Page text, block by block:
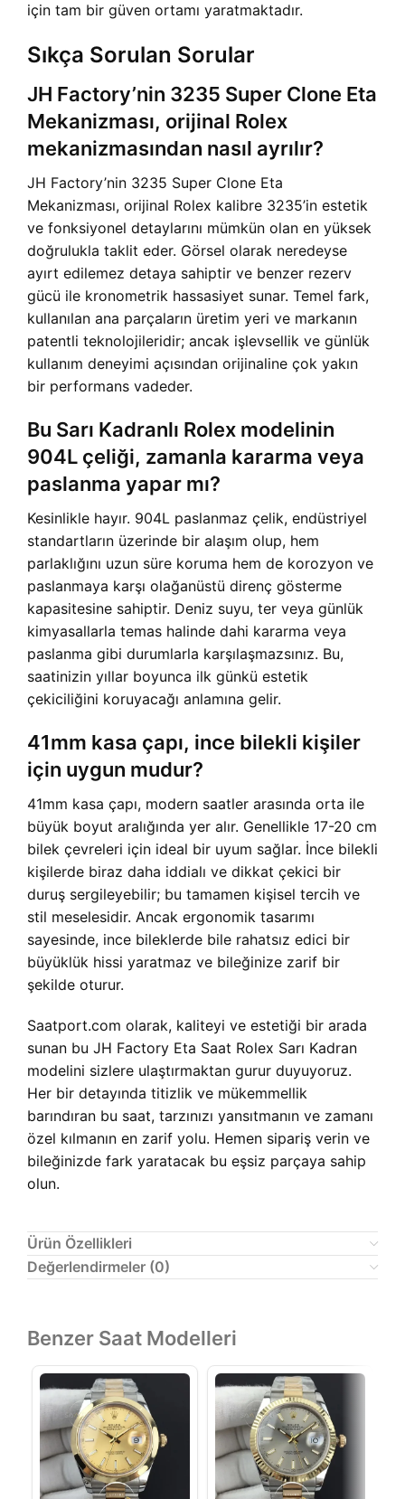
için tam bir güven ortamı yaratmaktadır.
Sıkça Sorulan Sorular
JH Factory’nin 3235 Super Clone Eta
Mekanizması, orijinal Rolex
mekanizmasından nasıl ayrılır?
JH Factory’nin 3235 Super Clone Eta
Mekanizması, orijinal Rolex kalibre 3235’in estetik
ve fonksiyonel detaylarını mümkün olan en yüksek
doğrulukla taklit eder. Görsel olarak neredeyse
ayırt edilemez detaya sahiptir ve benzer rezerv
gücü ile kronometrik hassasiyet sunar. Temel fark,
kullanılan ana parçaların üretim yeri ve markanın
patentli teknolojileridir; ancak işlevsellik ve günlük
kullanım deneyimi açısından orijinaline çok yakın
bir performans vadeder.
Bu Sarı Kadranlı Rolex modelinin
904L çeliği, zamanla kararma veya
paslanma yapar mı?
Kesinlikle hayır. 904L paslanmaz çelik, endüstriyel
standartların üzerinde bir alaşım olup, hem
parlaklığını uzun süre koruma hem de korozyon ve
paslanmaya karşı olağanüstü direnç gösterme
kapasitesine sahiptir. Deniz suyu, ter veya günlük
kimyasallarla temas halinde dahi kararma veya
paslanma gibi durumlarla karşılaşmazsınız. Bu,
saatinizin yıllar boyunca ilk günkü estetik
çekiciliğini koruyacağı anlamına gelir.
41mm kasa çapı, ince bilekli kişiler
için uygun mudur?
41mm kasa çapı, modern saatler arasında orta ile
büyük boyut aralığında yer alır. Genellikle 17-20 cm
bilek çevreleri için ideal bir uyum sağlar. İnce bilekli
kişilerde biraz daha iddialı ve dikkat çekici bir
duruş sergileyebilir; bu tamamen kişisel tercih ve
stil meselesidir. Ancak ergonomik tasarımı
sayesinde, ince bileklerde bile rahatsız edici bir
büyüklük hissi yaratmaz ve bileğinize zarif bir
şekilde oturur.
Saatport.com olarak, kaliteyi ve estetiği bir arada
sunan bu JH Factory Eta Saat Rolex Sarı Kadran
modelini sizlere ulaştırmaktan gurur duyuyoruz.
Her bir detayında titizlik ve mükemmellik
barındıran bu saat, tarzınızı yansıtmanın ve zamanı
özel kılmanın en zarif yolu. Hemen sipariş verin ve
bileğinizde fark yaratacak bu eşsiz parçaya sahip
olun.
Ürün Özellikleri
Değerlendirmeler (0)
Benzer Saat Modelleri